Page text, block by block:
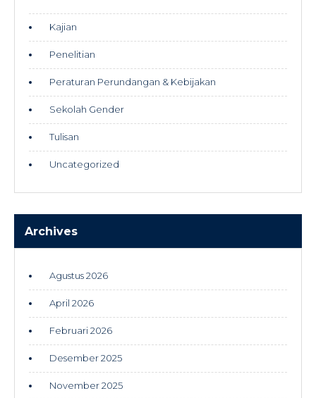
Kajian
Penelitian
Peraturan Perundangan & Kebijakan
Sekolah Gender
Tulisan
Uncategorized
Archives
Agustus 2026
April 2026
Februari 2026
Desember 2025
November 2025